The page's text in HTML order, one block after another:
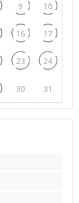
9 10
16 17
23 24
30 31